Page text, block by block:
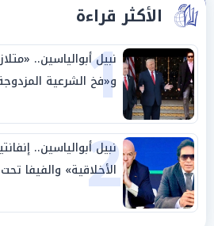
الأكثر قراءة
1
نبيل أبوالياسين..
و«فخ الشرعية
وحليفه في «ميتم
2
نبيل أبوالياسين..
الأخلاقية» والفيفا
«عبادة العرش وجنازة